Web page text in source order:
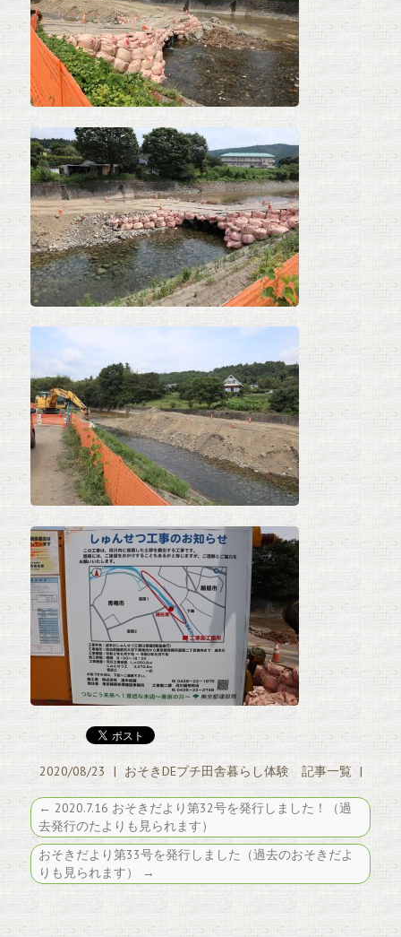
2020/08/23 | おそきDEプチ田舎暮らし体験 記事一覧 |
← 2020.7.16 おそきだより第32号を発行しました！（過
去発行のたよりも見られます）
おそきだより第33号を発行しました（過去のおそきだよ
りも見られます）
→